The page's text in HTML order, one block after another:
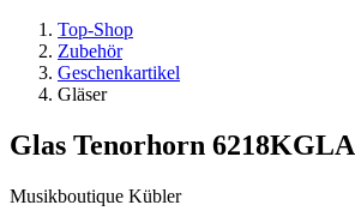
Top-Shop
Zubehör
Geschenkartikel
Gläser
Glas Tenorhorn 6218KGLA
Musikboutique Kübler